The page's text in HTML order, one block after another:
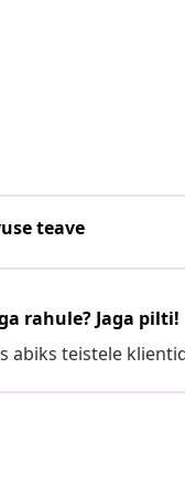
teave
rahule? Jaga pilti!
abiks teistele